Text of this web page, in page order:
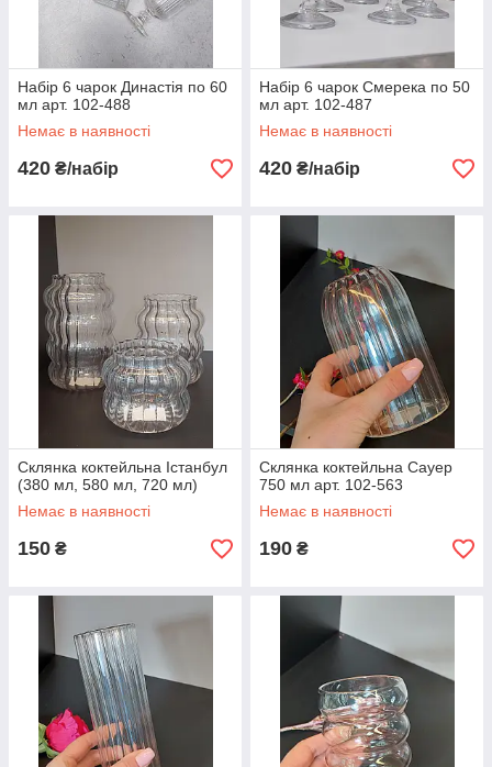
Набір 6 чарок Династія по 60
мл арт. 102-488
Немає в наявності
420 ₴/набір
Набір 6 чарок Смерека по 50
мл арт. 102-487
Немає в наявності
420 ₴/набір
Склянка коктейльна Істанбул
(380 мл, 580 мл, 720 мл)
Немає в наявності
150 ₴
Склянка коктейльна Сауер
750 мл арт. 102-563
Немає в наявності
190 ₴